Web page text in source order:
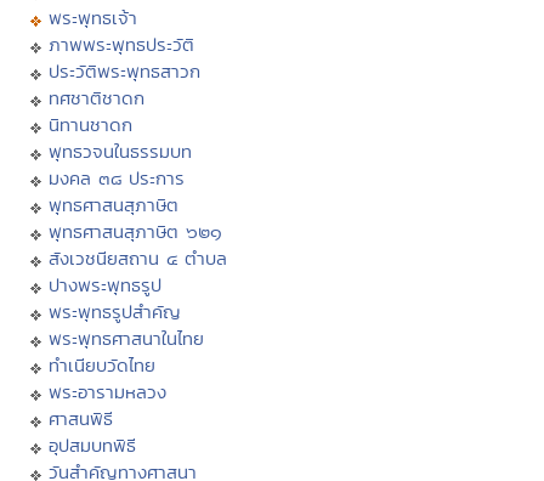
พระพุทธเจ้า
ภาพพระพุทธประวัติ
ประวัติพระพุทธสาวก
ทศชาติชาดก
นิทานชาดก
พุทธวจนในธรรมบท
มงคล ๓๘ ประการ
พุทธศาสนสุภาษิต
พุทธศาสนสุภาษิต ๖๒๑
สังเวชนียสถาน ๔ ตำบล
ปางพระพุทธรูป
พระพุทธรูปสำคัญ
พระพุทธศาสนาในไทย
ทำเนียบวัดไทย
พระอารามหลวง
ศาสนพิธี
อุปสมบทพิธี
วันสำคัญทางศาสนา